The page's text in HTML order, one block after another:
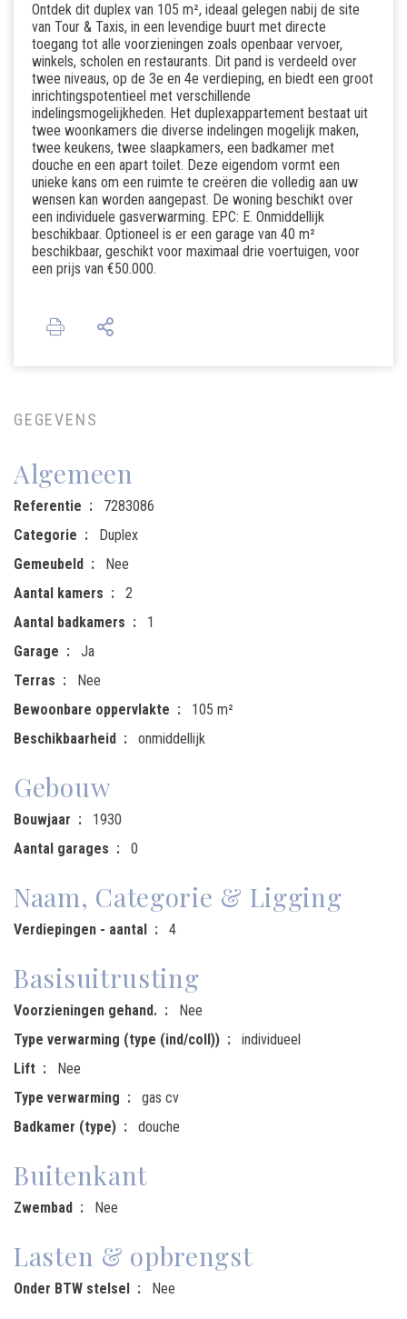
Ontdek dit duplex van 105 m², ideaal gelegen nabij de site
van Tour & Taxis, in een levendige buurt met directe
toegang tot alle voorzieningen zoals openbaar vervoer,
winkels, scholen en restaurants. Dit pand is verdeeld over
twee niveaus, op de 3e en 4e verdieping, en biedt een groot
inrichtingspotentieel met verschillende
indelingsmogelijkheden. Het duplexappartement bestaat uit
twee woonkamers die diverse indelingen mogelijk maken,
twee keukens, twee slaapkamers, een badkamer met
douche en een apart toilet. Deze eigendom vormt een
unieke kans om een ruimte te creëren die volledig aan uw
wensen kan worden aangepast. De woning beschikt over
een individuele gasverwarming. EPC: E. Onmiddellijk
beschikbaar. Optioneel is er een garage van 40 m²
beschikbaar, geschikt voor maximaal drie voertuigen, voor
een prijs van €50.000.
GEGEVENS
Algemeen
Referentie
7283086
Categorie
Duplex
Gemeubeld
Nee
Aantal kamers
2
Aantal badkamers
1
Garage
Ja
Terras
Nee
Bewoonbare oppervlakte
105 m²
Beschikbaarheid
onmiddellijk
Gebouw
Bouwjaar
1930
Aantal garages
0
Naam, Categorie & Ligging
Verdiepingen - aantal 4
Basisuitrusting
Voorzieningen gehand.
Nee
Type verwarming (type (ind/coll))
individueel
Lift
Nee
Type verwarming
gas cv
Badkamer (type)
douche
Buitenkant
Zwembad Nee
Lasten & opbrengst
Onder BTW stelsel Nee